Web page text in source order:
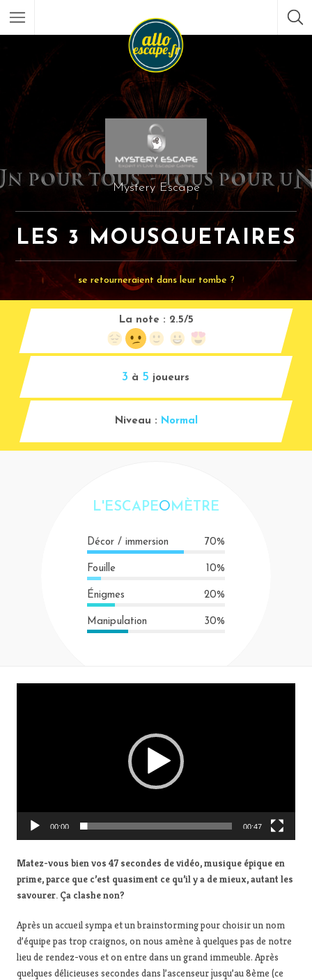
Mystery Escape
LES 3 MOUSQUETAIRES
se retourneraient dans leur tombe ?
3 à 5 joueurs
La note : 2.5/5
Niveau : Normal
L'ESCAPEO MÈTRE
Décor / immersion 70%
Fouille 10%
Énigmes 20%
Manipulation 30%
o
00:00 00:47
Matez-vous bien vos 47 secondes de vidéo, musique épique en
prime, parce que c’est quasiment ce qu’il y a de mieux, autant les
savourer. Ça clashe non?
Après un accueil sympa et un brainstorming pour choisir un nom
d’équipe pas trop craignos, on nous amène à quelques pas de notre
lieu de rendez-vous et on entre dans un grand immeuble. Après
quelques délicieuses secondes dans l’ascenseur jusqu’au 8ème (ce